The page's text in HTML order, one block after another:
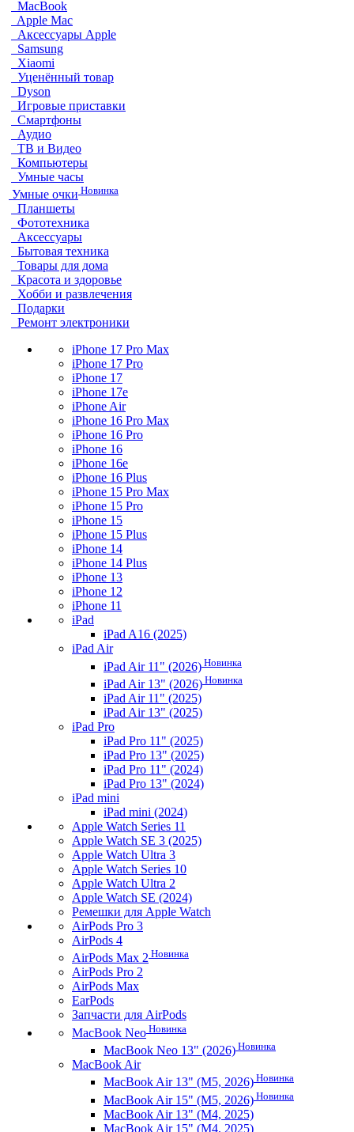
MacBook
Apple Mac
Аксессуары Apple
Samsung
Xiaomi
Уценённый товар
Dyson
Игровые приставки
Смартфоны
Аудио
ТВ и Видео
Компьютеры
Умные часы
Умные очки Новинка
Планшеты
Фототехника
Аксессуары
Бытовая техника
Товары для дома
Красота и здоровье
Хобби и развлечения
Подарки
Ремонт электроники
iPhone 17 Pro Max
iPhone 17 Pro
iPhone 17
iPhone 17e
iPhone Air
iPhone 16 Pro Max
iPhone 16 Pro
iPhone 16
iPhone 16e
iPhone 16 Plus
iPhone 15 Pro Max
iPhone 15 Pro
iPhone 15
iPhone 15 Plus
iPhone 14
iPhone 14 Plus
iPhone 13
iPhone 12
iPhone 11
iPad
iPad A16 (2025)
iPad Air
iPad Air 11" (2026) Новинка
iPad Air 13" (2026) Новинка
iPad Air 11" (2025)
iPad Air 13" (2025)
iPad Pro
iPad Pro 11" (2025)
iPad Pro 13" (2025)
iPad Pro 11" (2024)
iPad Pro 13" (2024)
iPad mini
iPad mini (2024)
Apple Watch Series 11
Apple Watch SE 3 (2025)
Apple Watch Ultra 3
Apple Watch Series 10
Apple Watch Ultra 2
Apple Watch SE (2024)
Ремешки для Apple Watch
AirPods Pro 3
AirPods 4
AirPods Max 2 Новинка
AirPods Pro 2
AirPods Max
EarPods
Запчасти для AirPods
MacBook Neo Новинка
MacBook Neo 13" (2026) Новинка
MacBook Air
MacBook Air 13" (M5, 2026) Новинка
MacBook Air 15" (M5, 2026) Новинка
MacBook Air 13" (M4, 2025)
MacBook Air 15" (M4, 2025)